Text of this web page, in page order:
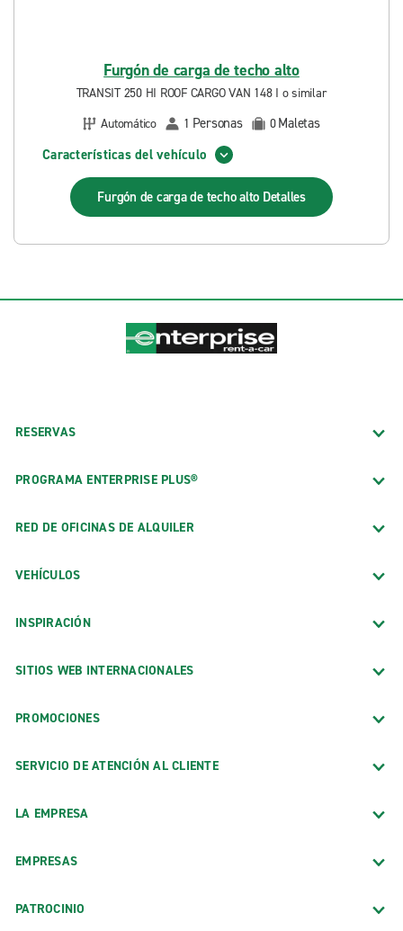
Furgón de carga de techo alto
TRANSIT 250 HI ROOF CARGO VAN 148 I o similar
Automático
1 Personas 0Maletas
Características del vehículo
Furgón de carga de techo alto Detalles
RESERVAS
PROGRAMA ENTERPRISE PLUS®
RED DE OFICINAS DE ALQUILER
VEHÍCULOS
INSPIRACIÓN
SITIOS WEB INTERNACIONALES
PROMOCIONES
SERVICIO DE ATENCIÓN AL CLIENTE
LA EMPRESA
EMPRESAS
PATROCINIO